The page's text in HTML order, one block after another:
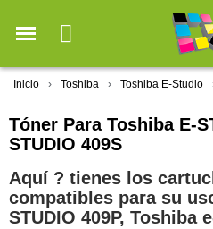
Inicio Toshiba Toshiba E-Studio
Tóner Para Toshiba E-
STUDIO 409S
Aquí ? tienes los
compatibles para su
STUDIO 409P, Toshiba